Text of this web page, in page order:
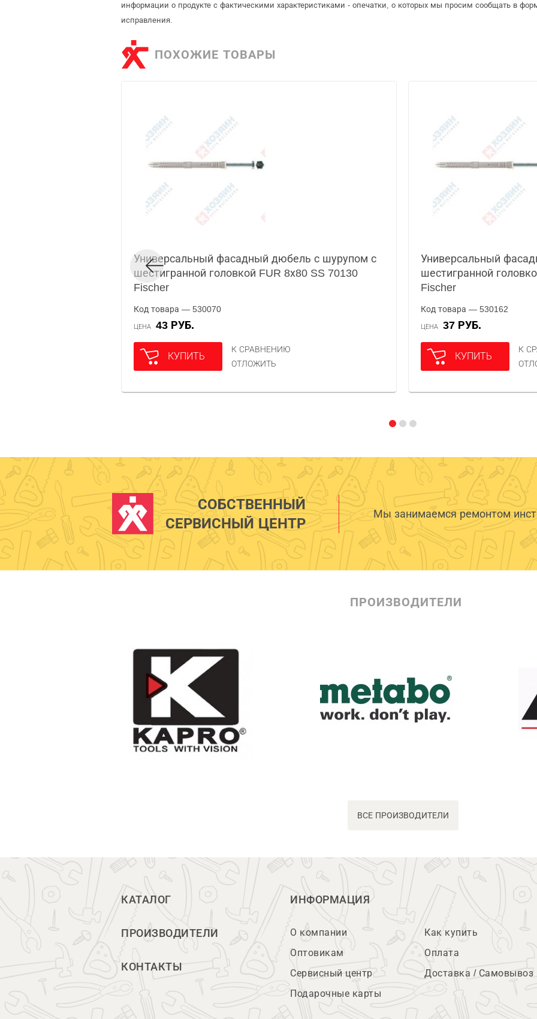
информации о продукте с фактическими характеристиками - опечатки, о которых мы просим сообщать в
исправления.
ПОХОЖИЕ ТОВАРЫ
Универсальный фасадный дюбель с шурупом с
шестигранной головкой FUR 8х80 SS 70130
Fischer
Код товара — 530070
ЦЕНА 43 РУБ.
КУПИТЬ
К СРАВНЕНИЮ
ОТЛОЖИТЬ
Универсальный
шестигранной
Fischer
Код товара — 530162
ЦЕНА 37 РУБ.
КУПИТЬ
К
СОБСТВЕННЫЙ
СЕРВИСНЫЙ ЦЕНТР
Мы занимаемся ремонтом
ПРОИЗВОДИТЕЛИ
ВСЕ ПРОИЗВОДИТЕЛИ
КАТАЛОГ
ПРОИЗВОДИТЕЛИ
КОНТАКТЫ
ИНФОРМАЦИЯ
О компании
Оптовикам
Сервисный центр
Подарочные карты
Как купить
Оплата
Доставка / Самовывоз